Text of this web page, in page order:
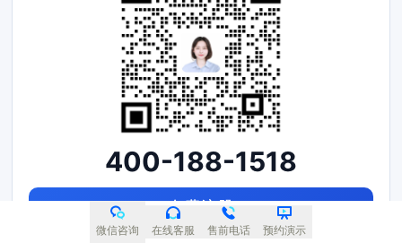
400-188-1518
免费注册
微信咨询 在线客服 售前电话 预约演示